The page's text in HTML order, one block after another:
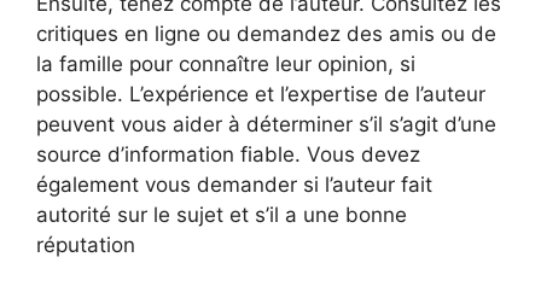
critiques en ligne ou demandez des amis ou de
la famille pour connaître leur opinion, si
possible. L’expérience et l’expertise de l’auteur
peuvent vous aider à déterminer s’il s’agit d’une
source d’information fiable. Vous devez
également vous demander si l’auteur fait
autorité sur le sujet et s’il a une bonne
réputation